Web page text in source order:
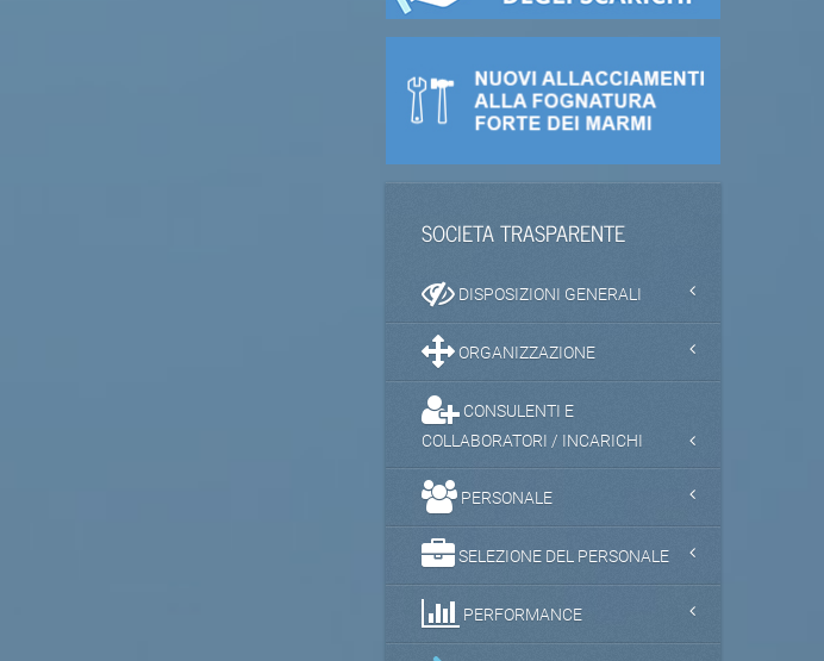
SOCIETA TRASPARENTE
DISPOSIZIONI GENERALI
ORGANIZZAZIONE
CONSULENTI E
COLLABORATORI / INCARICHI
PERSONALE
SELEZIONE DEL PERSONALE
PERFORMANCE